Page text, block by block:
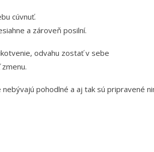
cúvnuť.
a zároveň posilní.
odvahu zostať v sebe
nebývajú pohodlné a aj tak sú pripravené